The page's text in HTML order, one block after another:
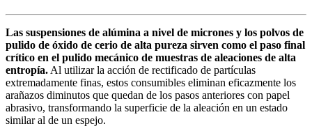
Las suspensiones de alúmina a nivel de micrones y los polvos de
pulido de óxido de cerio de alta pureza sirven como el paso final
crítico en el pulido mecánico de muestras de aleaciones de alta
entropía. Al utilizar la acción de rectificado de partículas
extremadamente finas, estos consumibles eliminan eficazmente los
arañazos diminutos que quedan de los pasos anteriores con papel
abrasivo, transformando la superficie de la aleación en un estado
similar al de un espejo.